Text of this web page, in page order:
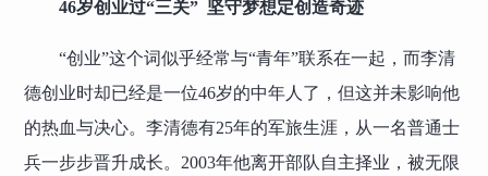
46岁创业过“三关” 坚守梦想定创造奇迹
“创业”这个词似乎经常与“青年”联系在一起，而李清
德创业时却已经是一位46岁的中年人了，但这并未影响他
的热血与决心。李清德有25年的军旅生涯，从一名普通士
兵一步步晋升成长。2003年他离开部队自主择业，被无限